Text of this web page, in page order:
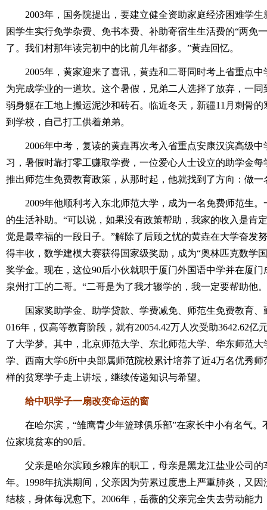
2003年，国务院提出，要建立健全资助家庭经济困难学生
困学生实行免学杂费、免书本费、补助寄宿生生活费的“两免
了。我们村那年读完初中的比前几年都多。”黄垚回忆。
2005年，黄家迎来了喜讯，黄垚和二哥同时考上省重点中
为完成学业的一道坎。这个暑假，兄弟二人选择了放弃，一
弱身躯在工地上搬运泥沙和砖石。临近冬天，新疆11月刺骨
到学校，自己打工供着弟弟。
2006年中考，复读的黄垚再次考入省重点安康汉滨高级中
习，暑假时靠打零工赚取学费，一位爱心人士设立的助学金每
推出师范生免费教育政策，从那时起，他就找到了方向：做一
2009年他顺利考入东北师范大学，成为一名免费师范生。
的生活补助。“可以说，如果没有政策帮助，我家的收入是肯
觉是最幸福的一段日子。”解除了后顾之忧的黄垚在大学奋发
得丰收，数学建模大赛获得国家级奖励，成为“奥林匹克数学
奖学金。现在，这位90后小伙就职于厦门外国语中学并在厦
泉州打工的二哥。“二哥是为了我才辍学的，我一定要帮助他
国家奖助学金、助学贷款、学费减免、师范生免费教育、
016年，仅高等教育阶段，就有20054.42万人次受助3642.62
了大学梦。其中，北京师范大学、东北师范大学、华东师范
学、西南大学6所中央部属师范院校累计培养了近4万名优秀
样的贫寒学子走上讲坛，继续传递知识与希望。
给中职学子一扇改变命运的窗
在哈尔滨，“雏鹰青少年篮球俱乐部”在家长中小有名气。
位家境贫寒的90后。
父亲是哈尔滨顾乡粮库的职工，母亲是黑龙江盐业公司的
年。1998年抗洪期间，父亲因为劳累过度患上严重肺炎，又
结核，身体每况愈下。2006年，岳薇的父亲完全失去劳动能